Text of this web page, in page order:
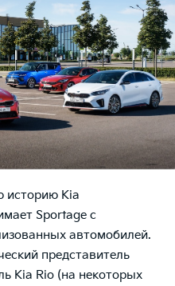
историю Kia
Sportage с
автомобилей.
представитель
Kia Rio (на некоторых